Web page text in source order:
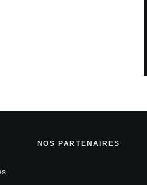
NOS PARTENAIRES